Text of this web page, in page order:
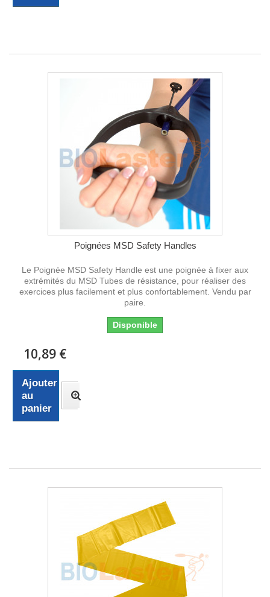
Poignées MSD Safety Handles
Le Poignée MSD Safety Handle est une poignée à fixer aux
extrémités du MSD Tubes de résistance, pour réaliser des
exercices plus facilement et plus confortablement. Vendu par
paire.
Disponible
10,89 €
Ajouter
au
panier